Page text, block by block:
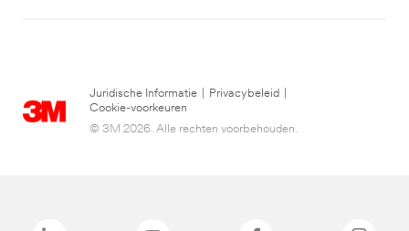
Juridische Informatie Privacybeleid
Cookie-voorkeuren
© 3M 2026. Alle rechten voorbehouden.